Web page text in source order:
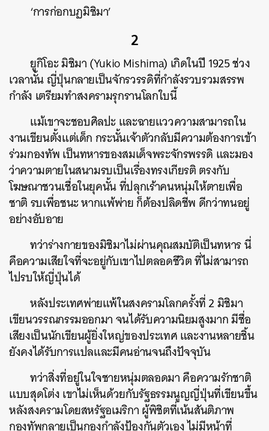
‘การก่อกบฏมิชิมา’
2
ยูกิโอะ มิชิมา (Yukio Mishima) เกิดในปี 1925 ช่วง
เวลานั้น ญี่ปุ่นกลายเป็นจักรวรรดิที่กำลังรวบรวมสรรพ
กำลัง เตรียมทำสงครามรุกรานโลกใบนี้
แม้เขาจะชอบศิลปะ และฉายแววความสามารถใน
งานเขียนตั้งแต่เด็ก กระนั้นเจ้าตัวกลับมีความต้องการเข้า
ร่วมกองทัพ เป็นทหารของสมเด็จพระจักรพรรดิ และมอง
ว่าความตายในสนามรบเป็นเรื่องทรงเกียรติ ตรงกับ
โฆษณาชวนเชื่อในยุคนั้น ที่ปลุกเร้าคนหนุ่มให้ตายเพื่อ
ชาติ รบเพื่อชนะ หากแพ้พ่าย ก็ต้องปลิดชีพ ดีกว่าทนอยู่
อย่างอับอาย
ทว่าร่างกายของมิชิมาไม่ผ่านคุณสมบัติเป็นทหาร นี่
คือความเสียใจที่จะอยู่กับเขาไปตลอดชีวิต ที่ไม่สามารถ
ไปรบให้ญี่ปุ่นได้
หลังประเทศพ่ายแพ้ในสงครามโลกครั้งที่ 2 มิชิมา
เขียนวรรณกรรมออกมา จนได้รับความนิยมสูงมาก มีชื่อ
เสียงเป็นนักเขียนผู้ยิ่งใหญ่ของประเทศ และงานหลายชิ้น
ยังคงได้รับการแปลและมีคนอ่านจนถึงปัจจุบัน
ทว่าสิ่งที่อยู่ในใจชายหนุ่มตลอดมา คือความรักชาติ
แบบสุดโต่ง เขาไม่เห็นด้วยกับรัฐธรรมนูญญี่ปุ่นที่เขียนขึ้น
หลังสงครามโดยสหรัฐอเมริกา ผู้พิชิตที่เน้นสันติภาพ
กองทัพกลายเป็นกองกำลังป้องกันตัวเอง ไม่มีหน้าที่